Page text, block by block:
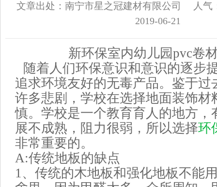
文章出处：南宁市星之冠建材有限公司
人气
2019-06-21
新环保室内幼儿园pvc卷
随着人们环保意识和意识的逐步
追求环境友好的无毒产品。鉴于过
许多悲剧，学校在选择地面装饰材
慎。学校是一个教育育人的地方，
展不成熟，阻力很弱，所以选择环
非常重要的。
A:传统地板的缺点
1、传统的木地板和强化地板不能